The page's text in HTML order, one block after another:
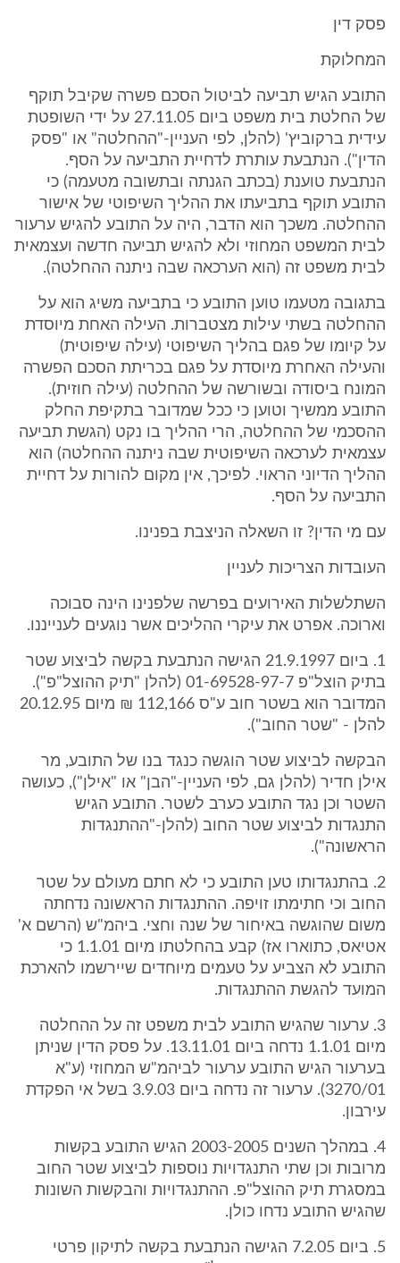
פסק דין
המחלוקת
התובע הגיש תביעה לביטול הסכם פשרה שקיבל תוקף
של החלטת בית משפט ביום 27.11.05 על ידי השופטת
עידית ברקוביץ' (להלן, לפי העניין-"ההחלטה" או "פסק
הדין"). הנתבעת עותרת לדחיית התביעה על הסף.
הנתבעת טוענת (בכתב הגנתה ובתשובה מטעמה) כי
התובע תוקף בתביעתו את ההליך השיפוטי של אישור
ההחלטה. משכך הוא הדבר, היה על התובע להגיש ערעור
לבית המשפט המחוזי ולא להגיש תביעה חדשה ועצמאית
לבית משפט זה (הוא הערכאה שבה ניתנה ההחלטה).
בתגובה מטעמו טוען התובע כי בתביעה משיג הוא על
ההחלטה בשתי עילות מצטברות. העילה האחת מיוסדת
על קיומו של פגם בהליך השיפוטי (עילה שיפוטית)
והעילה האחרת מיוסדת על פגם בכריתת הסכם הפשרה
המונח ביסודה ובשורשה של ההחלטה (עילה חוזית).
התובע ממשיך וטוען כי ככל שמדובר בתקיפת החלק
ההסכמי של ההחלטה, הרי ההליך בו נקט (הגשת תביעה
עצמאית לערכאה השיפוטית שבה ניתנה ההחלטה) הוא
ההליך הדיוני הראוי. לפיכך, אין מקום להורות על דחיית
התביעה על הסף.
עם מי הדין? זו השאלה הניצבת בפנינו.
העובדות הצריכות לעניין
השתלשלות האירועים בפרשה שלפנינו הינה סבוכה
וארוכה. אפרט את עיקרי ההליכים אשר נוגעים לענייננו.
1. ביום 21.9.1997 הגישה הנתבעת בקשה לביצוע שטר
בתיק הוצל"פ 01-69528-97-7 (להלן "תיק ההוצל"פ").
המדובר הוא בשטר חוב ע"ס 112,166 ₪ מיום 20.12.95
להלן - "שטר החוב").
הבקשה לביצוע שטר הוגשה כנגד בנו של התובע, מר
אילן חדיר (להלן גם, לפי העניין-"הבן" או "אילן"), כעושה
השטר וכן נגד התובע כערב לשטר. התובע הגיש
התנגדות לביצוע שטר החוב (להלן-"ההתנגדות
הראשונה").
2. בהתנגדותו טען התובע כי לא חתם מעולם על שטר
החוב וכי חתימתו זויפה. ההתנגדות הראשונה נדחתה
משום שהוגשה באיחור של שנה וחצי. ביהמ"ש (הרשם א'
אטיאס, כתוארו אז) קבע בהחלטתו מיום 1.1.01 כי
התובע לא הצביע על טעמים מיוחדים שיירשמו להארכת
המועד להגשת ההתנגדות.
3. ערעור שהגיש התובע לבית משפט זה על ההחלטה
מיום 1.1.01 נדחה ביום 13.11.01. על פסק הדין שניתן
בערעור הגיש התובע ערעור לביהמ"ש המחוזי (ע"א
3270/01). ערעור זה נדחה ביום 3.9.03 בשל אי הפקדת
עירבון.
4. במהלך השנים 2003-2005 הגיש התובע בקשות
מרובות וכן שתי התנגדויות נוספות לביצוע שטר החוב
במסגרת תיק ההוצל"פ. ההתנגדויות והבקשות השונות
שהגיש התובע נדחו כולן.
5. ביום 7.2.05 הגישה הנתבעת בקשה לתיקון פרטי